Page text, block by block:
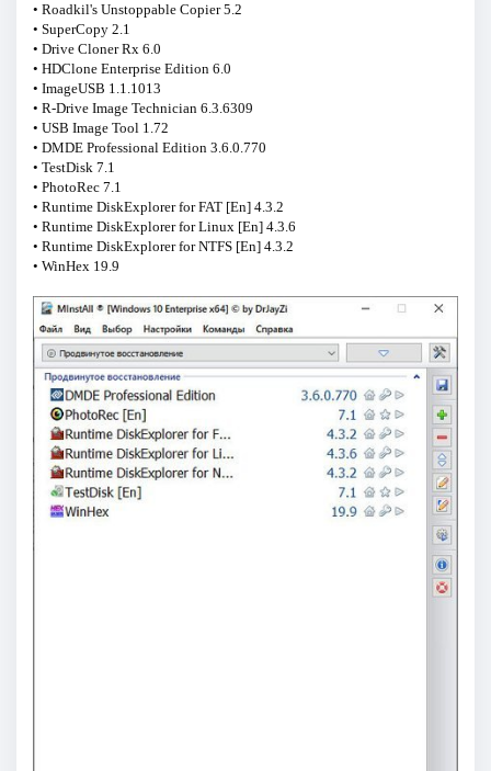
• Roadkil's Unstoppable Copier 5.2
• SuperCopy 2.1
• Drive Cloner Rx 6.0
• HDClone Enterprise Edition 6.0
• ImageUSB 1.1.1013
• R-Drive Image Technician 6.3.6309
• USB Image Tool 1.72
• DMDE Professional Edition 3.6.0.770
• TestDisk 7.1
• PhotoRec 7.1
• Runtime DiskExplorer for FAT [En] 4.3.2
• Runtime DiskExplorer for Linux [En] 4.3.6
• Runtime DiskExplorer for NTFS [En] 4.3.2
• WinHex 19.9